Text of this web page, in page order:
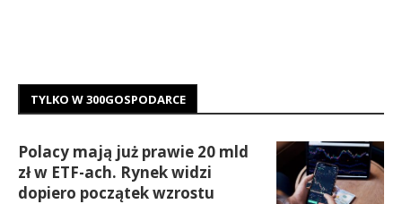
TYLKO W 300GOSPODARCE
Polacy mają już prawie 20 mld
zł w ETF-ach. Rynek widzi
dopiero początek wzrostu